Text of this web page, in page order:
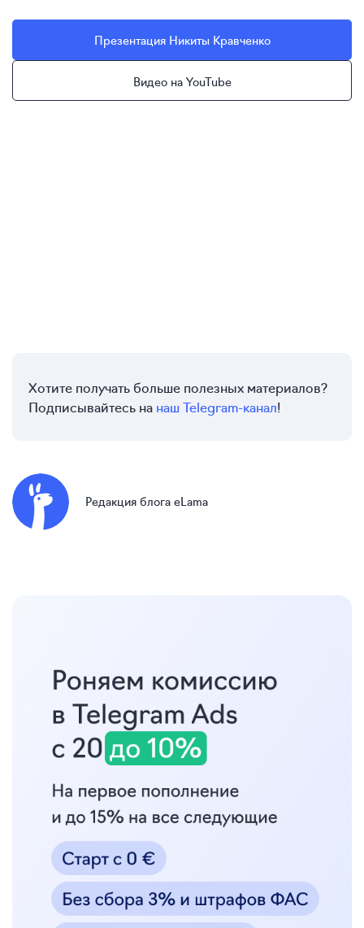
Презентация Никиты Кравченко
Видео на YouTube
Хотите получать больше полезных материалов?
Подписывайтесь на наш Telegram-канал!
Редакция блога eLama